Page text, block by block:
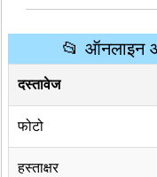
📂 ऑनलाइन
दस्तावेज
फोटो
हस्ताक्षर